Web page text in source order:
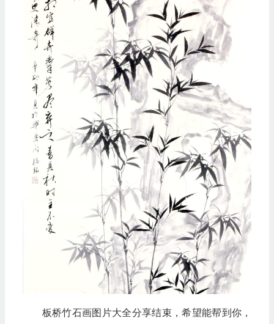
板桥竹石画图片大全分享结束，希望能帮到你，